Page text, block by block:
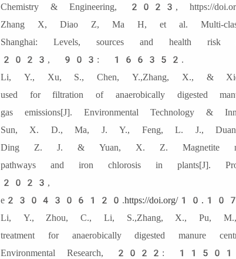
Chemistry & Engineering, 2023, https://
Zhang X, Diao Z, Ma H, et al. Multi-
Shanghai: Levels, sources and health risk
2023, 903: 166352.
Li, Y., Xu, S., Chen, Y.,Zhang, X., &
used for filtration of anaerobically digested
gas emissions[J]. Environmental
Sun, X. D., Ma, J. Y., Feng, L. J.,
Ding Z. J. & Yuan, X. Z. Magnetite
pathways and iron chlorosis in plants[J].
2023,
e2304306120.https://doi.org/
Li, Y., Zhou, C., Li, S.,Zhang, X., Pu, M.,
treatment for anaerobically digested manure
Environmental Research, 2022: